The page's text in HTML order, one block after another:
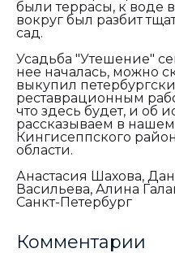
были террасы, к воде
вокруг был разбит
сад.
Усадьба "Утешение"
нее началась, можно
выкупил
реставрационным
что здесь будет, и об
рассказываем в
Кингисеппского
области.
Анастасия Шахова,
Васильева, Алина
Санкт-Петербург
Комментарии